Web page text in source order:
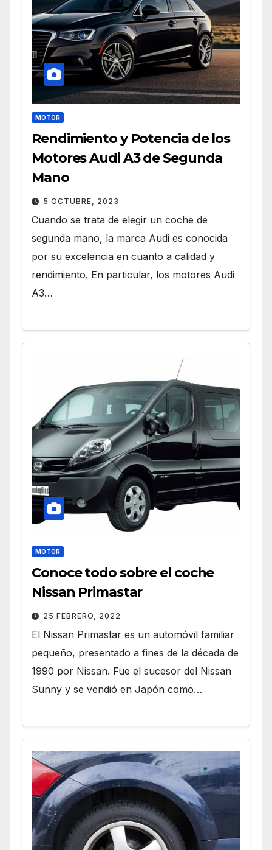
MOTOR
Rendimiento y Potencia de los
Motores Audi A3 de Segunda
Mano
5 OCTUBRE, 2023
Cuando se trata de elegir un coche de
segunda mano, la marca Audi es conocida
por su excelencia en cuanto a calidad y
rendimiento. En particular, los motores Audi
A3…
MOTOR
Conoce todo sobre el coche
Nissan Primastar
25 FEBRERO, 2022
El Nissan Primastar es un automóvil familiar
pequeño, presentado a fines de la década de
1990 por Nissan. Fue el sucesor del Nissan
Sunny y se vendió en Japón como…